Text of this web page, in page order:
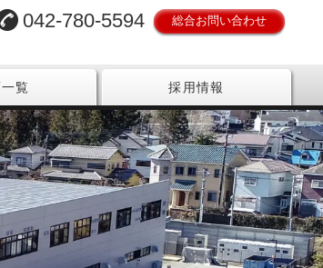
042-780-5594 総合お問い合わせ
覧 採用情報